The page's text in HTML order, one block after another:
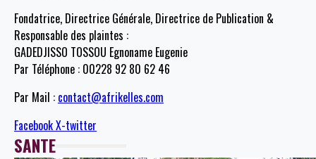
Fondatrice, Directrice Générale, Directrice de Publication &
Responsable des plaintes :
GADEDJISSO TOSSOU Egnoname Eugenie
Par Téléphone : 00228 92 80 62 46
Par Mail : contact@afrikelles.com
FacebookX-twitter
SANTE